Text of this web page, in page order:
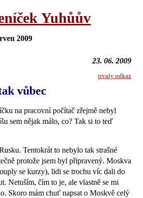
Yuhůův
2009
23. 06. 2009
trvaly odkaz
vůbec
na pracovní počítač zřejmě nebyl
sem nějak málo, co? Tak si to teď
Tentokrát to nebylo tak strašné
protože jsem byl připravený. Moskva
se kurzy), lidi se trochu víc dali do
Netuším, čím to je, ale vlastně se mi
Skoro mám chuť napsat o Moskvě celý